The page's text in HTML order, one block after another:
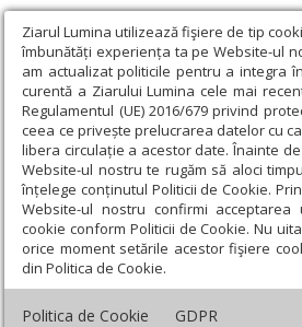
Ziarul Lumina utilizează fişiere de tip
îmbunătăți experiența ta pe Website-ul
am actualizat politicile pentru a integra
curentă a Ziarului Lumina cele mai
Regulamentul (UE) 2016/679 privind
ceea ce privește prelucrarea datelor cu
libera circulație a acestor date. Înainte
Website-ul nostru te rugăm să aloci
înțelege conținutul Politicii de Cookie.
Website-ul nostru confirmi
cookie conform Politicii de Cookie. Nu
orice moment setările acestor fişiere
din Politica de Cookie.
Politica de Cookie GDPR
Ziarul Lumina › Actualitate religioasă ›
arhierească la Catedrala Veche din Arad
Liturghie arhierească la
din Arad